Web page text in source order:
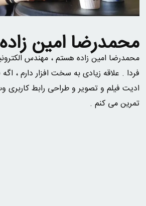
محمدرضا امین زاده
محمدرضا امين زاده هستم ، مهندس
فردا . علاقه زیادی به سخت افزار دارم ،
ادیت فیلم و تصویر و طراحی رابط کاربری
تمرین می کنم .